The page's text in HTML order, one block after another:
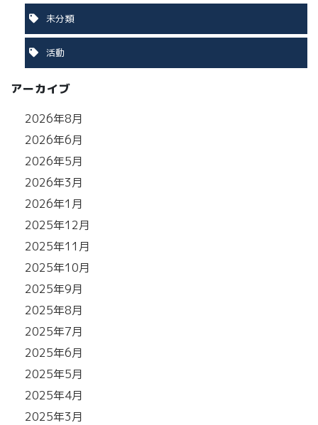
未分類
活動
アーカイブ
2026年8月
2026年6月
2026年5月
2026年3月
2026年1月
2025年12月
2025年11月
2025年10月
2025年9月
2025年8月
2025年7月
2025年6月
2025年5月
2025年4月
2025年3月